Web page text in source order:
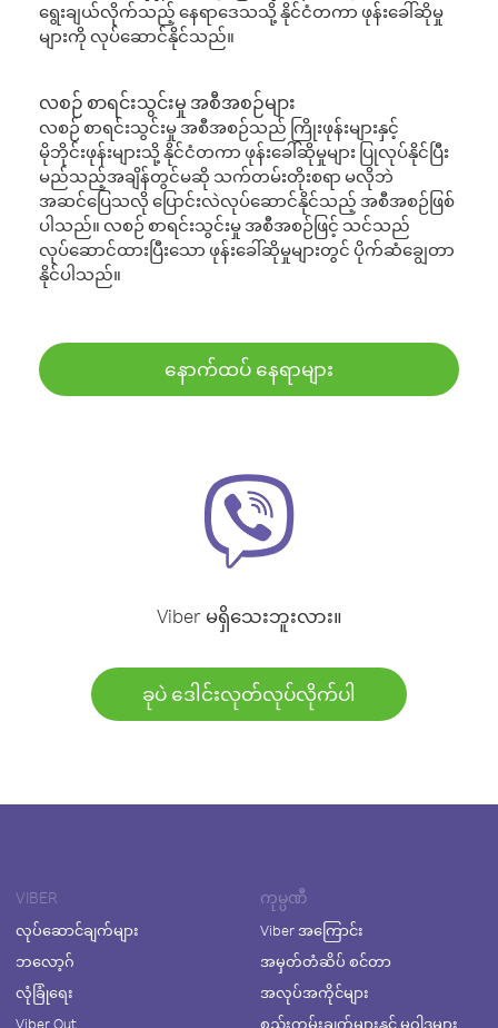
ရွေးချယ်လိုက်သည့် နေရာဒေသသို့ နိုင်ငံတကာ ဖုန်းခေါ်ဆိုမှု
များကို လုပ်ဆောင်နိုင်သည်။
လစဉ် စာရင်းသွင်းမှု အစီအစဉ်များ
လစဉ် စာရင်းသွင်းမှု အစီအစဉ်သည် ကြိုးဖုန်းများနှင့်
မိုဘိုင်းဖုန်းများသို့ နိုင်ငံတကာ ဖုန်းခေါ်ဆိုမှုများ ပြုလုပ်နိုင်ပြီး
မည်သည့်အချိန်တွင်မဆို သက်တမ်းတိုးစရာ မလိုဘဲ
အဆင်ပြေသလို ပြောင်းလဲလုပ်ဆောင်နိုင်သည့် အစီအစဉ်ဖြစ်
ပါသည်။ လစဉ် စာရင်းသွင်းမှု အစီအစဉ်ဖြင့် သင်သည်
လုပ်ဆောင်ထားပြီးသော ဖုန်းခေါ်ဆိုမှုများတွင် ပိုက်ဆံချွေတာ
နိုင်ပါသည်။
နောက်ထပ် နေရာများ
Viber မရှိသေးဘူးလား။
ခုပဲ ဒေါင်းလုတ်လုပ်လိုက်ပါ
VIBER
လုပ်ဆောင်ချက်များ
ဘလော့ဂ်
လုံခြုံရေး
Viber Out
ကုမ္ပဏီ
Viber အကြောင်း
အမှတ်တံဆိပ် စင်တာ
အလုပ်အကိုင်များ
စည်းကမ်းချက်များနှင့် မူဝါဒများ